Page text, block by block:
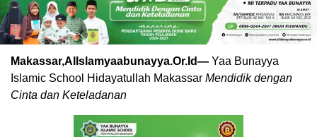
Makassar,AlIslamyaabunayya.Or.Id— Yaa Bunayya
Islamic School Hidayatullah Makassar Mendidik dengan
Cinta dan Keteladanan